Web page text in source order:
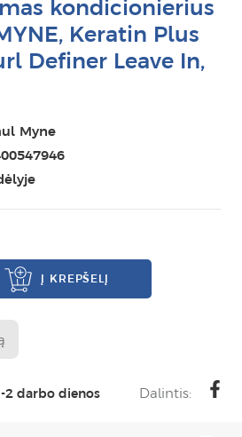
kondicionierius
Keratin Plus
Definer Leave In,
Myne
Į KREPŠELĮ
2 darbo dienos Dalintis: